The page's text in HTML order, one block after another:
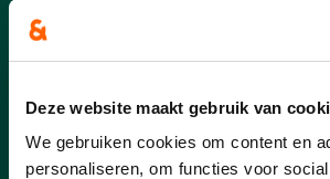
Deze website maakt gebruik van
We gebruiken cookies om content en
personaliseren, om functies voor
Waar is Angela?
JONG CD&V Berlaar zet mee
voor veiliger uitgaansleven